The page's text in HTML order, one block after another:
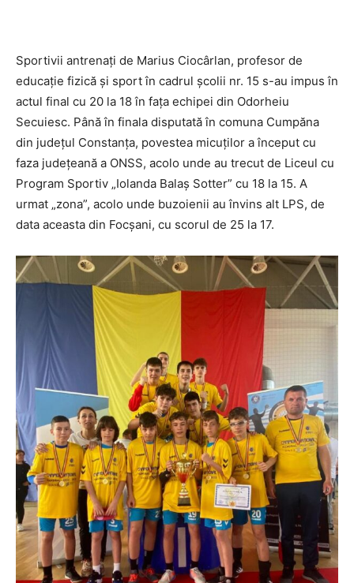
Sportivii antrenaţi de Marius Ciocârlan, profesor de
educaţie fizică şi sport în cadrul şcolii nr. 15 s-au impus în
actul final cu 20 la 18 în faţa echipei din Odorheiu
Secuiesc. Până în finala disputată în comuna Cumpăna
din judeţul Constanţa, povestea micuţilor a început cu
faza judeţeană a ONSS, acolo unde au trecut de Liceul cu
Program Sportiv „Iolanda Balaş Sotter” cu 18 la 15. A
urmat „zona”, acolo unde buzoienii au învins alt LPS, de
data aceasta din Focşani, cu scorul de 25 la 17.